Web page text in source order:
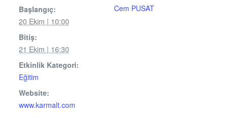
Başlangıç:
20 Ekim | 10:00
Bitiş:
21 Ekim | 16:30
Etkinlik Kategori:
Eğitim
Website:
www.karmalt.com
Cem PUSAT